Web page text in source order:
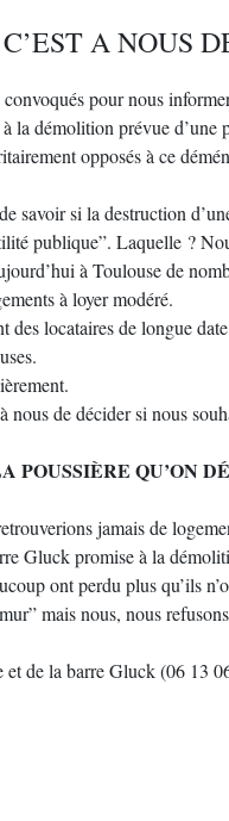
A NOUS
pour nous
la démolition prévue
opposés à ce
savoir si la destruction
publique”. Laquelle ?
à Toulouse de
à loyer modéré.
des locataires de longue
nous de décider si nous
POUSSIÈRE QU’ON
jamais de
Gluck promise à la
ont perdu plus qu’ils
mais nous, nous
de la barre Gluck (06 13